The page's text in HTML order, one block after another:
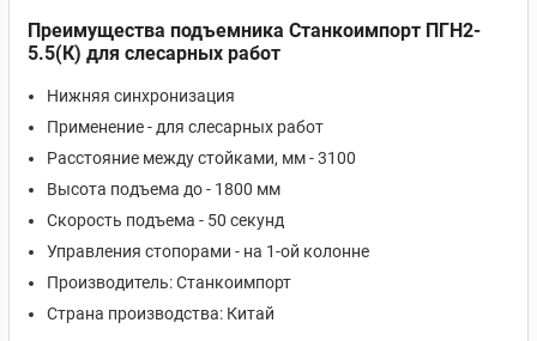
Преимущества подъемника Станкоимпорт ПГН2-
5.5(К) для слесарных работ
Нижняя синхронизация
Применение - для слесарных работ
Расстояние между стойками, мм - 3100
Высота подъема до - 1800 мм
Скорость подъема - 50 секунд
Управления стопорами - на 1-ой колонне
Производитель: Станкоимпорт
Страна производства: Китай